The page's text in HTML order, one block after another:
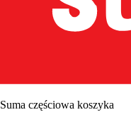
Suma częściowa koszyka